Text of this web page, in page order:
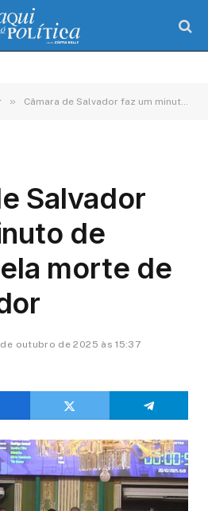
» Câmara de Salvador faz um minuto de silêncio pela morte de ex-vereador
Salvador
de
morte de
outubro de 2025 às 15:37